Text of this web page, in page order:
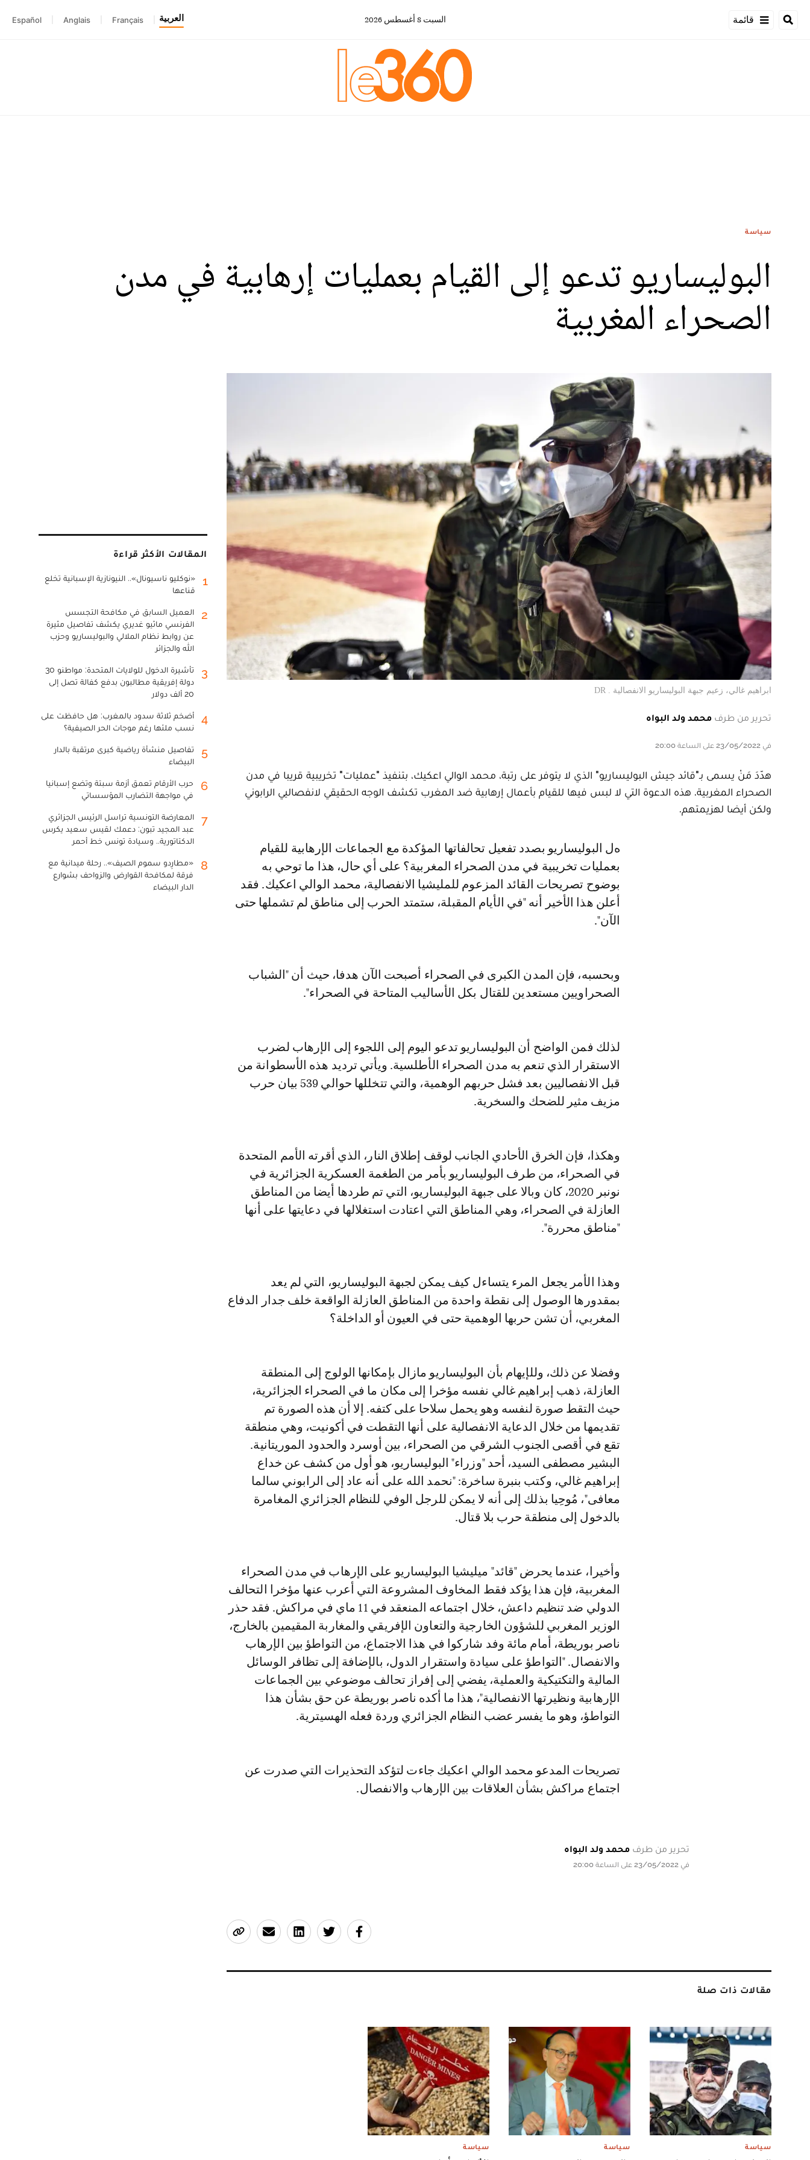
قائمة السبت 8 أغسطس 2026 العربية Français
Anglais
Español
سياسة
البوليساريو تدعو إلى القيام بعمليات إرهابية في مدن
الصحراء المغربية
ابراهيم غالي، زعيم جبهة البوليساريو الانفصالية . DR
تحرير من طرف محمد ولد البواه
في 23/05/2022 على الساعة 20:00
هدّدَ مَنْ يسمى بـ"قائد جيش البوليساريو" الذي لا يتوفر على رتبة، محمد الوالي اعكيك، بتنفيذ "عمليات" تخريبية قريبا في مدن
الصحراء المغربية. هذه الدعوة التي لا لبس فيها للقيام بأعمال إرهابية ضد المغرب تكشف الوجه الحقيقي لانفصاليي الرابوني
ولكن أيضا لهزيمتهم.
هل البوليساريو بصدد تفعيل تحالفاتها المؤكدة مع الجماعات الإرهابية للقيام
بعمليات تخريبية في مدن الصحراء المغربية؟ على أي حال، هذا ما توحي به
بوضوح تصريحات القائد المزعوم للمليشيا الانفصالية، محمد الوالي اعكيك. فقد
أعلن هذا الأخير أنه "في الأيام المقبلة، ستمتد الحرب إلى مناطق لم تشملها حتى
الآن".
وبحسبه، فإن المدن الكبرى في الصحراء أصبحت الآن هدفا، حيث أن "الشباب
الصحراويين مستعدين للقتال بكل الأساليب المتاحة في الصحراء".
لذلك فمن الواضح أن البوليساريو تدعو اليوم إلى اللجوء إلى الإرهاب لضرب
الاستقرار الذي تنعم به مدن الصحراء الأطلسية. ويأتي ترديد هذه الأسطوانة من
قبل الانفصاليين بعد فشل حربهم الوهمية، والتي تتخللها حوالي 539 بيان حرب
مزيف مثير للضحك والسخرية.
وهكذا، فإن الخرق الأحادي الجانب لوقف إطلاق النار، الذي أقرته الأمم المتحدة
في الصحراء، من طرف البوليساريو بأمر من الطغمة العسكرية الجزائرية في
نونبر 2020، كان وبالا على جبهة البوليساريو، التي تم طردها أيضا من المناطق
العازلة في الصحراء، وهي المناطق التي اعتادت استغلالها في دعايتها على أنها
"مناطق محررة".
وهذا الأمر يجعل المرء يتساءل كيف يمكن لجبهة البوليساريو، التي لم يعد
بمقدورها الوصول إلى نقطة واحدة من المناطق العازلة الواقعة خلف جدار الدفاع
المغربي، أن تشن حربها الوهمية حتى في العيون أو الداخلة؟
وفضلا عن ذلك، وللإيهام بأن البوليساريو مازال بإمكانها الولوج إلى المنطقة
العازلة، ذهب إبراهيم غالي نفسه مؤخرا إلى مكان ما في الصحراء الجزائرية،
حيث التقط صورة لنفسه وهو يحمل سلاحا على كتفه. إلا أن هذه الصورة تم
تقديمها من خلال الدعاية الانفصالية على أنها التقطت في أكونيت، وهي منطقة
تقع في أقصى الجنوب الشرقي من الصحراء، بين أوسرد والحدود الموريتانية.
البشير مصطفى السيد، أحد "وزراء" البوليساريو، هو أول من كشف عن خداع
إبراهيم غالي، وكتب بنبرة ساخرة: "نحمد الله على أنه عاد إلى الرابوني سالما
معافى"، مُوحِيا بذلك إلى أنه لا يمكن للرجل الوفي للنظام الجزائري المغامرة
بالدخول إلى منطقة حرب بلا قتال.
وأخيرا، عندما يحرض "قائد" ميليشيا البوليساريو على الإرهاب في مدن الصحراء
المغربية، فإن هذا يؤكد فقط المخاوف المشروعة التي أعرب عنها مؤخرا التحالف
الدولي ضد تنظيم داعش، خلال اجتماعه المنعقد في 11 ماي في مراكش. فقد حذر
الوزير المغربي للشؤون الخارجية والتعاون الإفريقي والمغاربة المقيمين بالخارج،
ناصر بوريطة، أمام مائة وفد شاركوا في هذا الاجتماع، من التواطؤ بين الإرهاب
والانفصال. "التواطؤ على سيادة واستقرار الدول، بالإضافة إلى تظافر الوسائل
المالية والتكتيكية والعملية، يفضي إلى إفراز تحالف موضوعي بين الجماعات
الإرهابية ونظيرتها الانفصالية"، هذا ما أكده ناصر بوريطة عن حق بشأن هذا
التواطؤ، وهو ما يفسر عضب النظام الجزائري وردة فعله الهسيترية.
تصريحات المدعو محمد الوالي اعكيك جاءت لتؤكد التحذيرات التي صدرت عن
اجتماع مراكش بشأن العلاقات بين الإرهاب والانفصال.
تحرير من طرف محمد ولد البواه
في 23/05/2022 على الساعة 20:00
مقالات ذات صلة
سياسة سياسة سياسة
المقالات الأكثر قراءة
1
«نوكليو ناسيونال».. النيونازية الإسبانية تخلع
قناعها
2
العميل السابق في مكافحة التجسس
الفرنسي ماثيو غديري يكشف تفاصيل مثيرة
عن روابط نظام الملالي والبوليساريو وحزب
الله والجزائر
3
تأشيرة الدخول للولايات المتحدة: مواطنو 30
دولة إفريقية مطالبون بدفع كفالة تصل إلى
20 ألف دولار
4
أضخم ثلاثة سدود بالمغرب: هل حافظت على
نسب ملئها رغم موجات الحر الصيفية؟
5
تفاصيل منشأة رياضية كبرى مرتقبة بالدار
البيضاء
6
حرب الأرقام تعمق أزمة سبتة وتضع إسبانيا
في مواجهة التضارب المؤسساتي
7
المعارضة التونسية تراسل الرئيس الجزائري
عبد المجيد تبون: دعمك لقيس سعيد يكرس
الدكتاتورية.. وسيادة تونس خط أحمر
8
«مطارِدو سموم الصيف».. رحلة ميدانية مع
فرقة لمكافحة القوارض والزواحف بشوارع
الدار البيضاء